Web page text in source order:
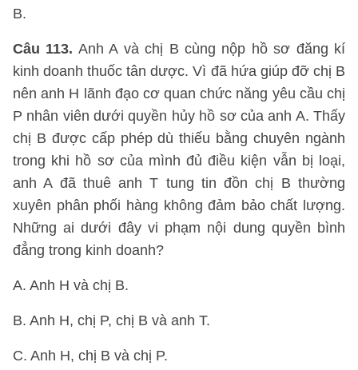
B.
Câu 113. Anh A và chị B cùng nộp hồ sơ đăng kí
kinh doanh thuốc tân dược. Vì đã hứa giúp đỡ chị B
nên anh H lãnh đạo cơ quan chức năng yêu cầu chị
P nhân viên dưới quyền hủy hồ sơ của anh A. Thấy
chị B được cấp phép dù thiếu bằng chuyên ngành
trong khi hồ sơ của mình đủ điều kiện vẫn bị loại,
anh A đã thuê anh T tung tin đồn chị B thường
xuyên phân phối hàng không đảm bảo chất lượng.
Những ai dưới đây vi phạm nội dung quyền bình
đẳng trong kinh doanh?
A. Anh H và chị B.
B. Anh H, chị P, chị B và anh T.
C. Anh H, chị B và chị P.